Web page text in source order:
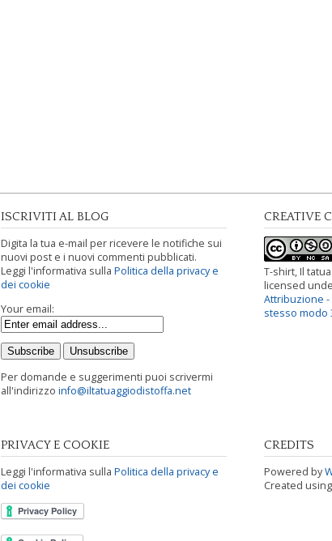
ISCRIVITI AL BLOG
Digita la tua e-mail per ricevere le notifiche sui
nuovi post e i nuovi commenti pubblicati.
Leggi l'informativa sulla Politica della privacy e
dei cookie
Your email:
Per domande e suggerimenti puoi scrivermi
all'indirizzo info@iltatuaggiodistoffa.net
CREATIVE
T-shirt, Il
licensed
Attribuzione -
stesso modo
PRIVACY E COOKIE
Leggi l'informativa sulla Politica della privacy e
dei cookie
CREDITS
Powered by
Created using